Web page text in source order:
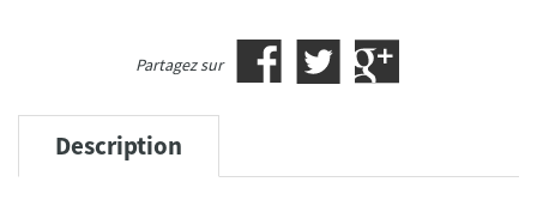
Partagez sur
Description